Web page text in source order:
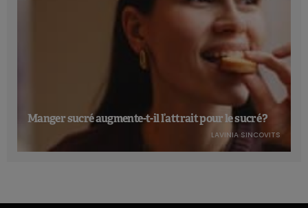
Manger sucré augmente-t-il l’attrait pour le sucré ?
LAVINIA SINCOVITS